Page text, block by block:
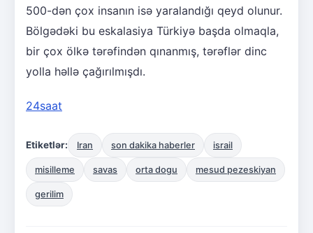
500-dən çox insanın isə yaralandığı qeyd olunur.
Bölgədəki bu eskalasiya Türkiyə başda olmaqla,
bir çox ölkə tərəfindən qınanmış, tərəflər dinc
yolla həllə çağırılmışdı.
24saat
Etiketlər: Iran son dakika haberler israil
misilleme savas orta dogu mesud pezeskiyan
gerilim